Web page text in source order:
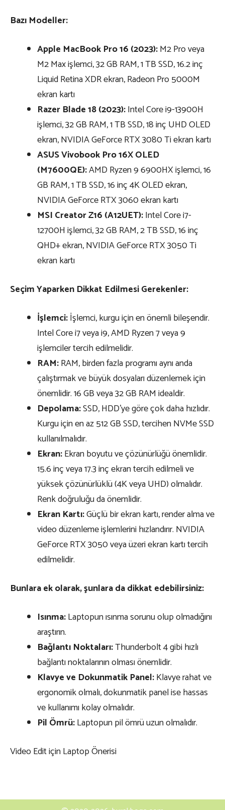
Bazı Modeller:
Apple MacBook Pro 16 (2023):M2 Pro veya
M2 Max işlemci, 32 GB RAM, 1 TB SSD, 16.2 inç
Liquid Retina XDR ekran, Radeon Pro 5000M
ekran kartı
Razer Blade 18 (2023):Intel Core i9-13900H
işlemci, 32 GB RAM, 1 TB SSD, 18 inç UHD OLED
ekran, NVIDIA GeForce RTX 3080 Ti ekran kartı
ASUS Vivobook Pro 16X OLED
(M7600QE):AMD Ryzen 9 6900HX işlemci, 16
GB RAM, 1 TB SSD, 16 inç 4K OLED ekran,
NVIDIA GeForce RTX 3060 ekran kartı
MSI Creator Z16 (A12UET):Intel Core i7-
12700H işlemci, 32 GB RAM, 2 TB SSD, 16 inç
QHD+ ekran, NVIDIA GeForce RTX 3050 Ti
ekran kartı
Seçim Yaparken Dikkat Edilmesi Gerekenler:
İşlemci:İşlemci, kurgu için en önemli bileşendir.
Intel Core i7 veya i9, AMD Ryzen 7 veya 9
işlemciler tercih edilmelidir.
RAM:RAM, birden fazla programı aynı anda
çalıştırmak ve büyük dosyaları düzenlemek için
önemlidir. 16 GB veya 32 GB RAM idealdir.
Depolama:SSD, HDD’ye göre çok daha hızlıdır.
Kurgu için en az 512 GB SSD, tercihen NVMe SSD
kullanılmalıdır.
Ekran:Ekran boyutu ve çözünürlüğü önemlidir.
15.6 inç veya 17.3 inç ekran tercih edilmeli ve
yüksek çözünürlüklü (4K veya UHD) olmalıdır.
Renk doğruluğu da önemlidir.
Ekran Kartı:Güçlü bir ekran kartı, render alma ve
video düzenleme işlemlerini hızlandırır. NVIDIA
GeForce RTX 3050 veya üzeri ekran kartı tercih
edilmelidir.
Bunlara ek olarak, şunlara da dikkat edebilirsiniz:
Isınma:Laptopun ısınma sorunu olup olmadığını
araştırın.
Bağlantı Noktaları:Thunderbolt 4 gibi hızlı
bağlantı noktalarının olması önemlidir.
Klavye ve Dokunmatik Panel:Klavye rahat ve
ergonomik olmalı, dokunmatik panel ise hassas
ve kullanımı kolay olmalıdır.
Pil Ömrü:Laptopun pil ömrü uzun olmalıdır.
Video Edit için Laptop Önerisi